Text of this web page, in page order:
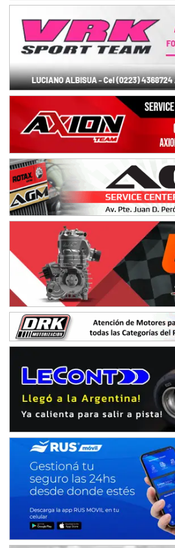
Juan Navarro (Asfalto)
El Timbó (Tucumán)
COBERTURA ESPECIAL DE E-KART.COM.AR
08/09-AGO
IAME SERIES ARGENTINA 6
Baradero (Buenos Aires)
Trenque Lauquen (Buenos Aires)
ENTRERRIANO - F6 (POSTERGADA)
Parque de la Velocidad (Asfalto)
Villaguay (Entre Ríos)
VICTORIENSE - F7
El Cerro (Tierra)
Victoria (Entre Ríos)
PATAGONICO - F6
Moto Club Reginense (Tierra)
Gral. E. Godoy (Río Negro)
CSK - F7
Juventud Unida (Tierra)
Humboldt (Santa Fe)
NORESTE SANTAFESINO - F6
Ciudad de Avellaneda (Asfalto)
Avellaneda (Santa Fe)
SUR SANTAFESINO - F4
Rufino (Santa Fe)
TUCUMANO - F5
Juan Navarro (Asfalto)
El Timbó (Tucumán)